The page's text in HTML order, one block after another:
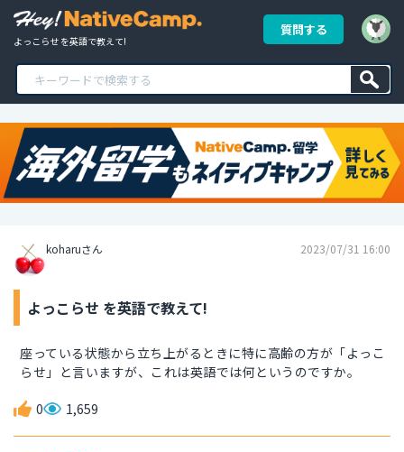
よっこらせ を英語で教えて!
質問する
koharuさん 2023/07/31 16:00
よっこらせ を英語で教えて!
座っている状態から立ち上がるときに特に高齢の方が「よっこ
らせ」と言いますが、これは英語では何というのですか。
0 1,659